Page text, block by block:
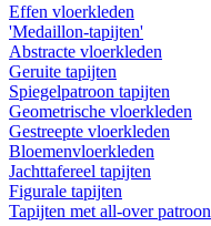
Effen vloerkleden
'Medaillon-tapijten'
Abstracte vloerkleden
Geruite tapijten
Spiegelpatroon tapijten
Geometrische vloerkleden
Gestreepte vloerkleden
Bloemenvloerkleden
Jachttafereel tapijten
Figurale tapijten
Tapijten met all-over patroon